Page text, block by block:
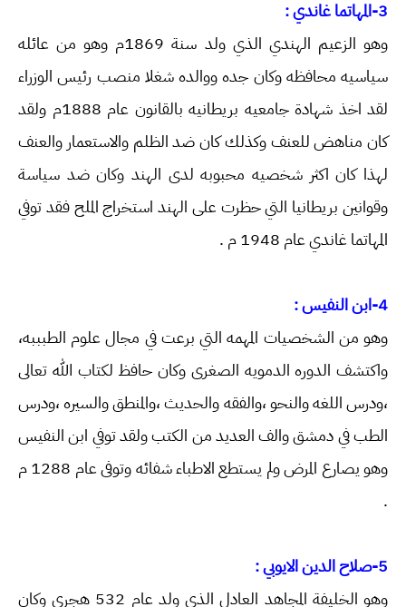
3-المهاتما غاندي :
وهو الزعيم الهندي الذي ولد سنة 1869م وهو من عائله
سياسيه محافظه وكان جده ووالده شغلا منصب رئيس الوزراء
لقد اخذ شهادة جامعيه بريطانيه بالقانون عام 1888م ولقد
كان مناهض للعنف وكذلك كان ضد الظلم والاستعمار والعنف
لهذا كان اكثر شخصيه محبوبه لدى الهند وكان ضد سياسة
وقوانين بريطانيا التي حظرت على الهند استخراج الملح فقد توفي
المهاتما غاندي عام 1948 م .
4-ابن النفيس :
وهو من الشخصيات المهمه التي برعت في مجال علوم الطبببه،
واكتشف الدوره الدمويه الصغرى وكان حافظ لكتاب الله تعالى
،ودرس اللغه والنحو ،والفقه والحديث ،والمنطق والسيره ،ودرس
الطب في دمشق والف العديد من الكتب ولقد توفي ابن النفيس
وهو يصارع المرض ولم يستطع الاطباء شفائه وتوفى عام 1288 م
.
5-صلاح الدين الايوبي :
وهو الخليفة المجاهد العادل الذي ولد عام 532 هجري وكان